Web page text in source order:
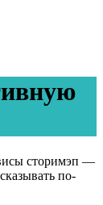
сторимэп —
по-